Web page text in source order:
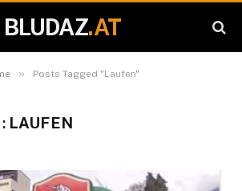
BLUDAZ.AT
» Posts Tagged "Laufen"
LAUFEN